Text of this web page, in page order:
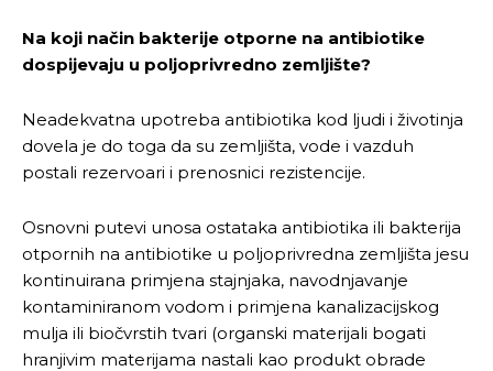
Na koji način bakterije otporne na antibiotike
dospijevaju u poljoprivredno zemljište?
Neadekvatna upotreba antibiotika kod ljudi i životinja
dovela je do toga da su zemljišta, vode i vazduh
postali rezervoari i prenosnici rezistencije.
Osnovni putevi unosa ostataka antibiotika ili bakterija
otpornih na antibiotike u poljoprivredna zemljišta jesu
kontinuirana primjena stajnjaka, navodnjavanje
kontaminiranom vodom i primjena kanalizacijskog
mulja ili biočvrstih tvari (organski materijali bogati
hranjivim materijama nastali kao produkt obrade